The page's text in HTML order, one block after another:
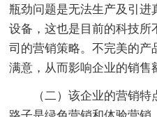
瓶劲问题是无法生产及引
设备，这也是目前的科技所
司的营销策略。不完美的产
满意，从而影响企业的销售
（二）该企业的营销